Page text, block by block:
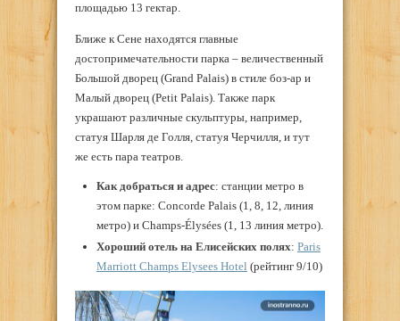
площадью 13 гектар.
Ближе к Сене находятся главные
достопримечательности парка – величественный
Большой дворец (Grand Palais) в стиле боз-ар и
Малый дворец (Petit Palais). Также парк
украшают различные скульптуры, например,
статуя Шарля де Голля, статуя Черчилля, и тут
же есть пара театров.
Как добраться и адрес: станции метро в
этом парке: Concorde Palais (1, 8, 12, линия
метро) и Champs-Élysées (1, 13 линия метро).
Хороший отель на Елисейских полях: Paris
Marriott Champs Elysees Hotel (рейтинг 9/10)